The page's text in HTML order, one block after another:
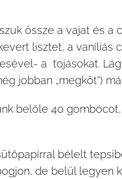
össze a vajat és
lisztet, a vaníliás
a tojásokat.
jobban „megköt”)
belőle 40
bélelt
de belül legyen